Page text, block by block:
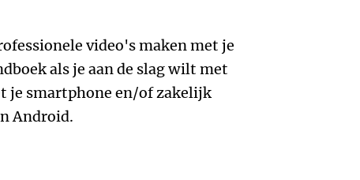
video's maken met je
als je aan de slag wilt met
je smartphone en/of zakelijk
Android.